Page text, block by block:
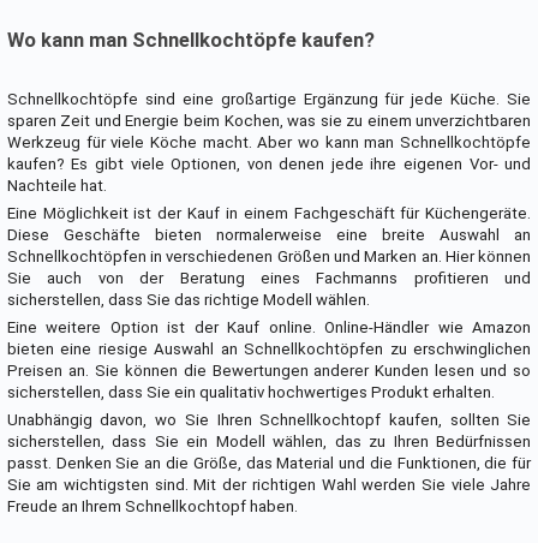
Wo kann man Schnellkochtöpfe kaufen?
Schnellkochtöpfe sind eine großartige Ergänzung für jede Küche. Sie
sparen Zeit und Energie beim Kochen, was sie zu einem unverzichtbaren
Werkzeug für viele Köche macht. Aber wo kann man Schnellkochtöpfe
kaufen? Es gibt viele Optionen, von denen jede ihre eigenen Vor- und
Nachteile hat.
Eine Möglichkeit ist der Kauf in einem Fachgeschäft für Küchengeräte.
Diese Geschäfte bieten normalerweise eine breite Auswahl an
Schnellkochtöpfen in verschiedenen Größen und Marken an. Hier können
Sie auch von der Beratung eines Fachmanns profitieren und
sicherstellen, dass Sie das richtige Modell wählen.
Eine weitere Option ist der Kauf online. Online-Händler wie Amazon
bieten eine riesige Auswahl an Schnellkochtöpfen zu erschwinglichen
Preisen an. Sie können die Bewertungen anderer Kunden lesen und so
sicherstellen, dass Sie ein qualitativ hochwertiges Produkt erhalten.
Unabhängig davon, wo Sie Ihren Schnellkochtopf kaufen, sollten Sie
sicherstellen, dass Sie ein Modell wählen, das zu Ihren Bedürfnissen
passt. Denken Sie an die Größe, das Material und die Funktionen, die für
Sie am wichtigsten sind. Mit der richtigen Wahl werden Sie viele Jahre
Freude an Ihrem Schnellkochtopf haben.